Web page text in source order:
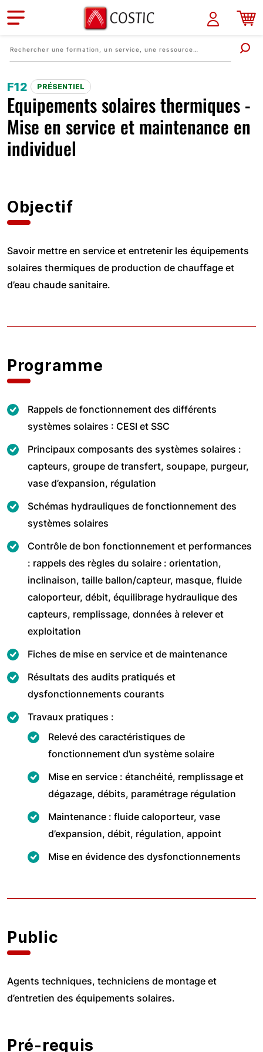
Aller au contenu principal
F12 PRÉSENTIEL
Equipements solaires thermiques -
Mise en service et maintenance en
individuel
Objectif
Savoir mettre en service et entretenir les équipements
solaires thermiques de production de chauffage et
d’eau chaude sanitaire.
Programme
Rappels de fonctionnement des différents
systèmes solaires : CESI et SSC
Principaux composants des systèmes solaires :
capteurs, groupe de transfert, soupape, purgeur,
vase d’expansion, régulation
Schémas hydrauliques de fonctionnement des
systèmes solaires
Contrôle de bon fonctionnement et performances
: rappels des règles du solaire : orientation,
inclinaison, taille ballon/capteur, masque, fluide
caloporteur, débit, équilibrage hydraulique des
capteurs, remplissage, données à relever et
exploitation
Fiches de mise en service et de maintenance
Résultats des audits pratiqués et
dysfonctionnements courants
Travaux pratiques :
Relevé des caractéristiques de
fonctionnement d’un système solaire
Mise en service : étanchéité, remplissage et
dégazage, débits, paramétrage régulation
Maintenance : fluide caloporteur, vase
d’expansion, débit, régulation, appoint
Mise en évidence des dysfonctionnements
Public
Agents techniques, techniciens de montage et
d’entretien des équipements solaires.
Pré-requis